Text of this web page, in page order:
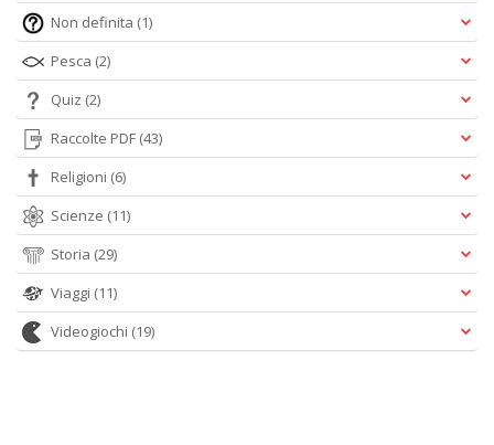
Non definita (1)
Pesca (2)
Quiz (2)
Raccolte PDF (43)
Religioni (6)
Scienze (11)
Storia (29)
Viaggi (11)
Videogiochi (19)